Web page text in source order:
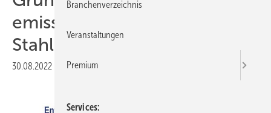
emissionsfreie
Stahlerzeugung
30.08.2022 Druckvorschau
Branchenverzeichnis
Veranstaltungen
Premium
Services